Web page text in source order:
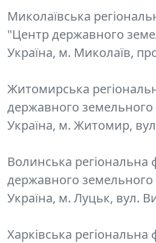
Миколаївська
"Центр державного
Україна, м. Миколаїв,
Житомирська
державного земельного
Україна, м. Житомир,
Волинська регіональна
державного земельного
Україна, м. Луцьк, вул.
Харківська